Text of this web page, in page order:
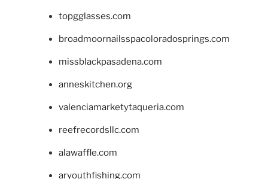
topgglasses.com
broadmoornailsspacoloradosprings.com
missblackpasadena.com
anneskitchen.org
valenciamarketytaqueria.com
reefrecordsllc.com
alawaffle.com
aryouthfishing.com